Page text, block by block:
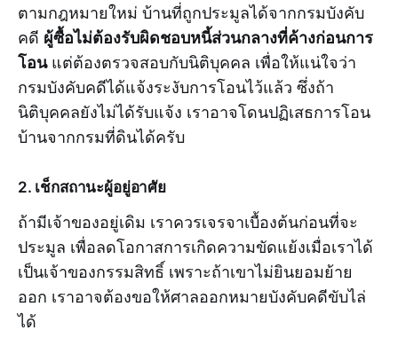
ตามกฎหมายใหม่ บ้านที่ถูกประมูลได้จากกรมบังคับ
คดี ผู้ซื้อไม่ต้องรับผิดชอบหนี้ส่วนกลางที่ค้างก่อนการ
โอนแต่ต้องตรวจสอบกับนิติบุคคล เพื่อให้แน่ใจว่า
กรมบังคับคดีได้แจ้งระงับการโอนไว้แล้ว ซึ่งถ้า
นิติบุคคลยังไม่ได้รับแจ้ง เราอาจโดนปฏิเสธการโอน
บ้านจากกรมที่ดินได้ครับ
2. เช็กสถานะผู้อยู่อาศัย
ถ้ามีเจ้าของอยู่เดิม เราควรเจรจาเบื้องต้นก่อนที่จะ
ประมูล เพื่อลดโอกาสการเกิดความขัดแย้งเมื่อเราได้
เป็นเจ้าของกรรมสิทธิ์ เพราะถ้าเขาไม่ยินยอมย้าย
ออก เราอาจต้องขอให้ศาลออกหมายบังคับคดีขับไล่
ได้